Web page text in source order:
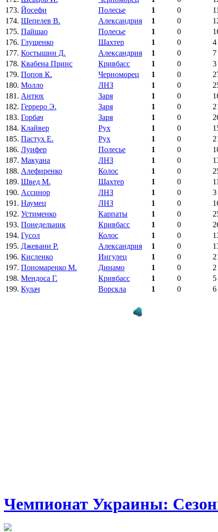
173. Йосефи Полесье 1 0
174. Шепелев В. Александрия 1 0
175. Пайшао Полесье 1 0
176. Глущенко Шахтер 1 0
4
177. Костышин Д. Александрия 1 0
7
178. Квабена Принс Кривбасс 1 0
3
179. Попов К. Черноморец 1 0
180. Молло ЛНЗ 1 0
181. Антюх Заря 1 0
182. Герреро Э. Заря 1 0
183. Горбач Заря 1 0
184. Клайвер Рух 1 0
185. Пастух Е. Рух 1 0
186. Луифер Полесье 1 0
187. Макуана ЛНЗ 1 0
188. Алефиренко Колос 1 0
189. Швед М. Шахтер 1 0
190. Ассинор ЛНЗ 1 0
3
191. Наумец ЛНЗ 1 0
192. Устименко Карпаты 1 0
193. Понедельник Кривбасс 1 0
194. Гусол Колос 1 0
195. Джевани Р. Александрия 1 0
196. Кисленко Ингулец 1 0
197. Пономаренко M. Динамо 1 0
2
198. Мендоса Г. Кривбасс 1 0
5
199. Кулач Ворскла 1 0 6
Чемпионат Украины: